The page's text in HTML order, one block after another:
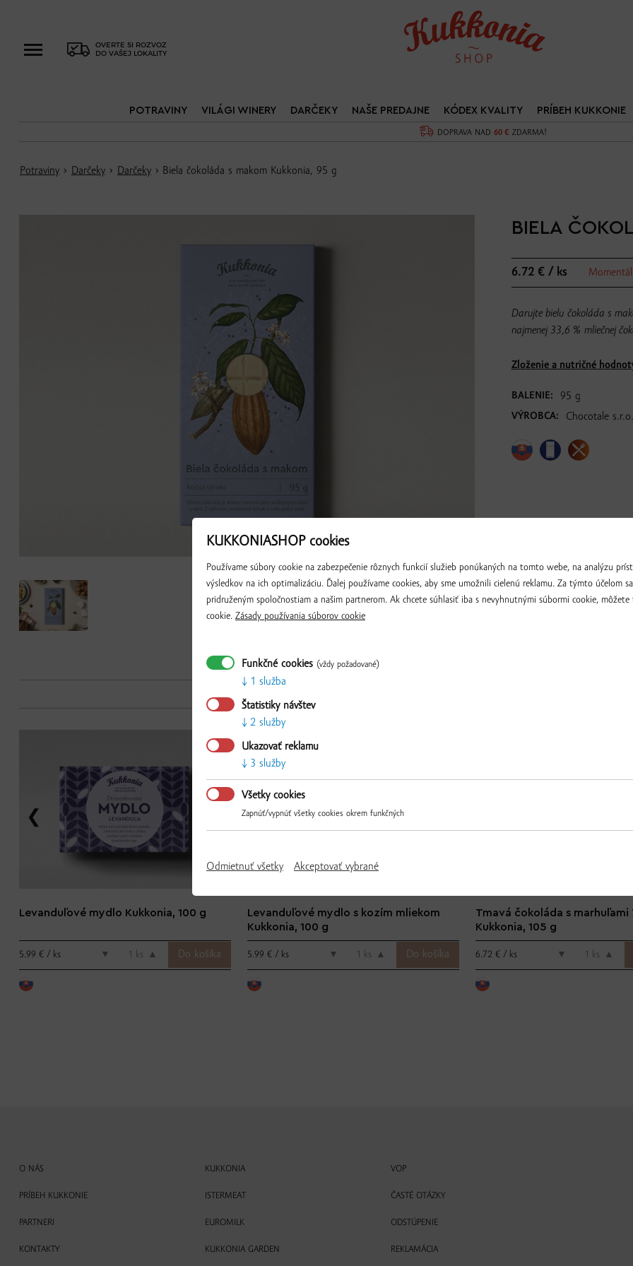
OVERTE SI ROZVOZ
DO VAŠEJ LOKALITY
DOPRAVA NAD60 € ZDARMA!
POTRAVINY VILÁGI WINERY DARČEKY NAŠE PREDAJNE KÓDEX KVALITY PRÍBEH KUKKONIE
Potraviny › Darčeky › Darčeky › Biela čokoláda s makom Kukkonia, 95 g
BIELA
6.72 € / ks
Darujte bielu čokoláda s
najmenej 33,6 % mliečnej
Zloženie a nutričné
BALENIE: 95 g
VÝROBCA: Chocotale
Levanduľové mydlo Kukkonia, 100 g
5.99 € / ks ▼ ks ▲
Levanduľové mydlo s kozím mliekom
Kukkonia, 100 g
5.99 € / ks ▼ ks ▲
Tmavá čokoláda s marhuľami
Kukkonia, 105 g
6.72 € / ks ▼ ks ▲
O NÁS
PRÍBEH KUKKONIE
PARTNERI
KONTAKTY
KUKKONIA
ISTERMEAT
EUROMILK
KUKKONIA GARDEN
VOP
ČASTÉ OTÁZKY
ODSTÚPENIE
REKLAMÁCIA
KUKKONIASHOP cookies
Používame súbory cookie na zabezpečenie rôznych funkcií služieb ponúkaných na tomto webe, na analýzu
výsledkov na ich optimalizáciu. Ďalej používame cookies, aby sme umožnili cielenú reklamu. Za týmto účelom
pridruženým spoločnostiam a našim partnerom. Ak chcete súhlasiť iba s nevyhnutnými súbormi cookie,
cookie. Zásady používania súborov cookie
Funkčné cookies (vždy požadované)
1 služba
Štatistiky návštev
2 služby
Ukazovať reklamu
3 služby
Všetky cookies
Zapnúť/vypnúť všetky cookies okrem funkčných
Odmietnuť všetky Akceptovať vybrané